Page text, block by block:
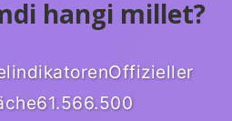
hangi millet?